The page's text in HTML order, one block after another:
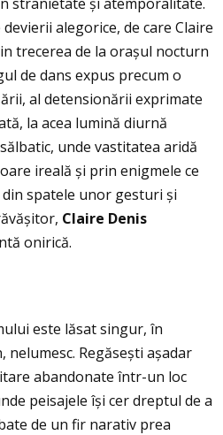
alegorice, de care Claire
trecerea de la orașul nocturn
de dans expus precum o
al detensionării exprimate
la acea lumină diurnă
unde vastitatea aridă
ireală și prin enigmele ce
spatele unor gesturi și
Claire Denis
onirică.
este lăsat singur, în
Regăsești așadar
abandonate într-un loc
peisajele își cer dreptul de a
de un fir narativ prea